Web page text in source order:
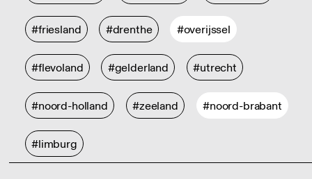
#friesland #drenthe #overijssel
#flevoland #gelderland #utrecht
#noord-holland #zeeland #noord-brabant
#limburg